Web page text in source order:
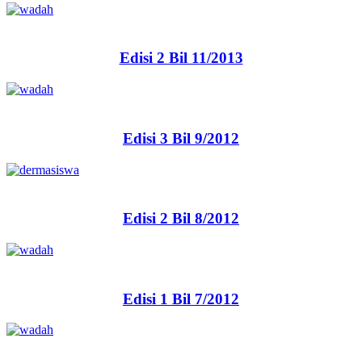
Edisi 2 Bil 11/2013
Edisi 3 Bil 9/2012
Edisi 2 Bil 8/2012
Edisi 1 Bil 7/2012